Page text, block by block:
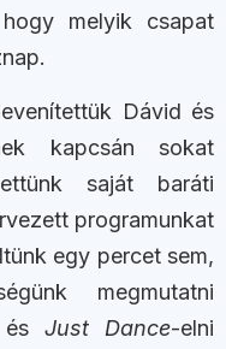
melyik csapat
Dávid és
kapcsán sokat
saját baráti
programunkat
egy percet sem,
megmutatni
és Just Dance-elni